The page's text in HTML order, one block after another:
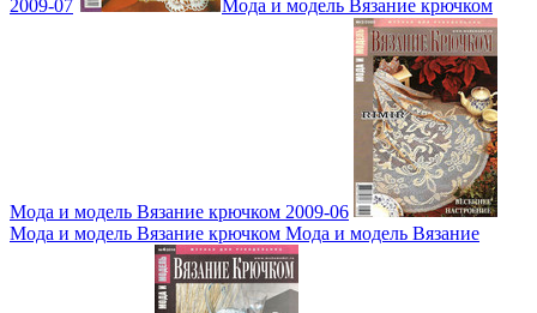
2009-07 Мода и модель Вязание крючком
Мода и модель Вязание крючком 2009-06
Мода и модель Вязание крючком Мода и модель Вязание